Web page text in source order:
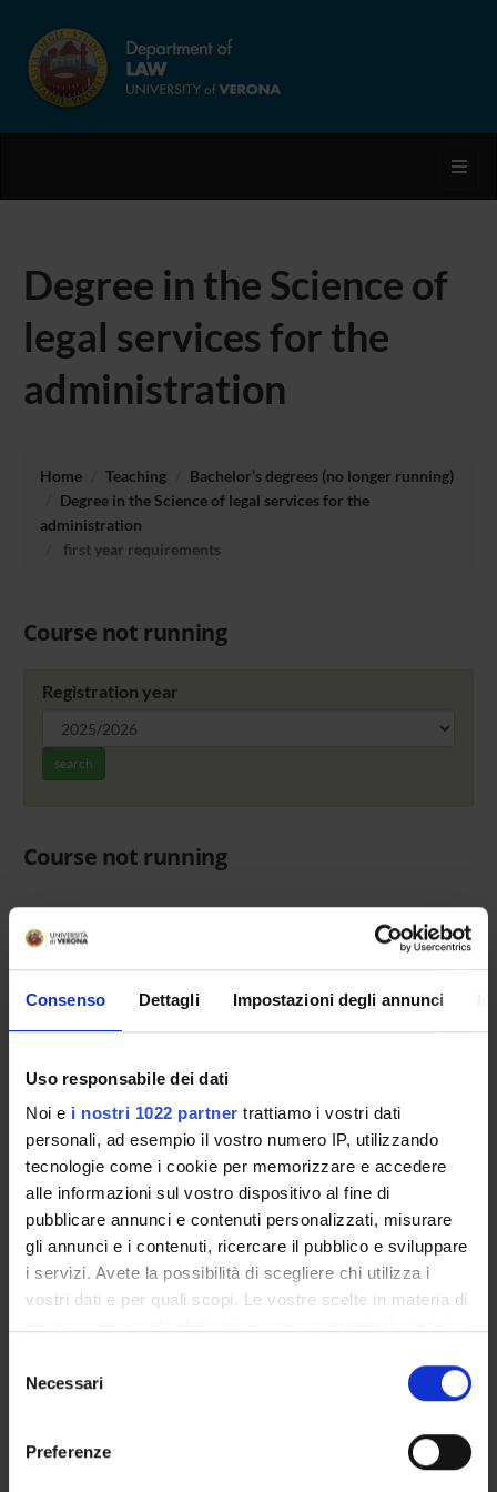
Consenso Dettagli Impostazioni degli annunci
Uso responsabile dei dati
Noi e i nostri 1022 partner trattiamo i vostri dati
personali, ad esempio il vostro numero IP, utilizzando
tecnologie come i cookie per memorizzare e accedere
alle informazioni sul vostro dispositivo al fine di
pubblicare annunci e contenuti personalizzati, misurare
gli annunci e i contenuti, ricercare il pubblico e sviluppare
i servizi. Avete la possibilità di scegliere chi utilizza i
vostri dati e per quali scopi. Le vostre scelte in materia di
modificare o revocare il proprio consenso in qualsiasi
momento dalla Dichiarazione sui cookie o facendo clic
delNecessari
Preferenze
Degree in the Science of
legal services for the
administration
Home Teaching
Bachelor’s degrees (no longer running)
Degree in the Science of legal services for the
administration
first year requirements
Course not running
Registration year
search
Course not running
Enrolment Policy
ENTRY REQUIREMENTS (OFA)
Academic Calendar
Degree Programme
Lesson timetable
Exam calendar
Notices
Thesis and internship proposals
Governing bodies
Faculty staff
Documents
STUDYING